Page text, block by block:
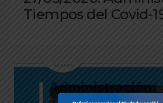
Tiempos del Covid-